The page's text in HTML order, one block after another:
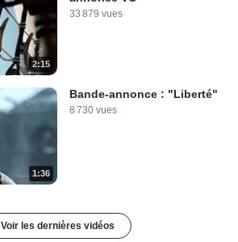
2:15
33 879 vues
1:36
Bande-annonce : "Liberté"
8 730 vues
Voir les dernières vidéos